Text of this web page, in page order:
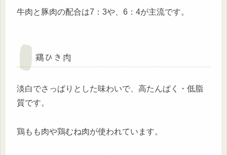
牛肉と豚肉の配合は7：3や、6：4が主流です。
鶏ひき肉
淡白でさっぱりとした味わいで、高たんぱく・低脂
質です。
鶏もも肉や鶏むね肉が使われています。